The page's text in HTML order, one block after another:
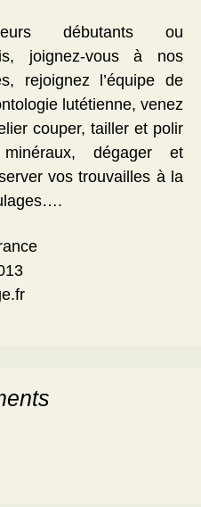
débutants ou
joignez-vous à nos
rejoignez l’équipe de
lutétienne, venez
couper, tailler et polir
dégager et
vos trouvailles à la